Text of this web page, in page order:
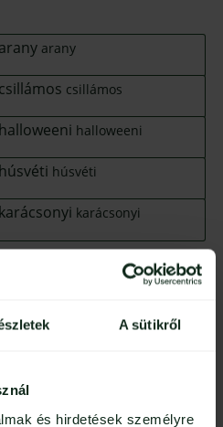
A sütikről
és hirdetések személyre
arany arany
csillámos csillámos
halloweeni halloweeni
húsvéti húsvéti
karácsonyi karácsonyi